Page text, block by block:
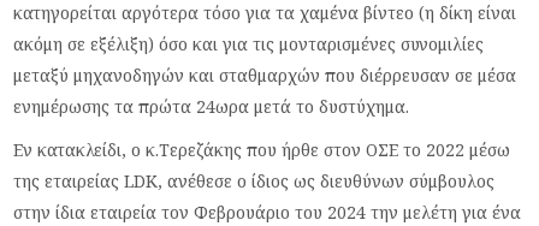
κατηγορείται αργότερα τόσο για τα χαμένα βίντεο (η δίκη είναι
ακόμη σε εξέλιξη) όσο και για τις μονταρισμένες συνομιλίες
μεταξύ μηχανοδηγών και σταθμαρχών που διέρρευσαν σε μέσα
ενημέρωσης τα πρώτα 24ωρα μετά το δυστύχημα.
Εν κατακλείδι, ο κ.Τερεζάκης που ήρθε στον ΟΣΕ το 2022 μέσω
της εταιρείαςLDK, ανέθεσε ο ίδιος ως διευθύνων σύμβουλος
στην ίδια εταιρεία τον Φεβρουάριο του 2024 την μελέτη για ένα